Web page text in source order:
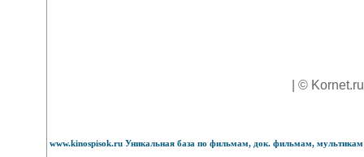
| ©
www.kinospisok.ru Уникальная база по фильмам, док. фильмам,